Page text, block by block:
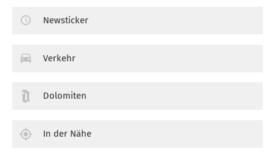
Newsticker
Verkehr
Dolomiten
In der Nähe